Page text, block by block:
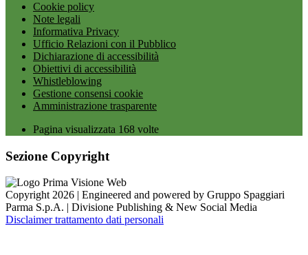
Cookie policy
Note legali
Informativa Privacy
Ufficio Relazioni con il Pubblico
Dichiarazione di accessibilità
Obiettivi di accessibilità
Whistleblowing
Gestione consensi cookie
Amministrazione trasparente
Pagina visualizzata 168 volte
Sezione Copyright
Copyright 2026 | Engineered and powered by Gruppo Spaggiari
Parma S.p.A. | Divisione Publishing & New Social Media
Disclaimer trattamento dati personali